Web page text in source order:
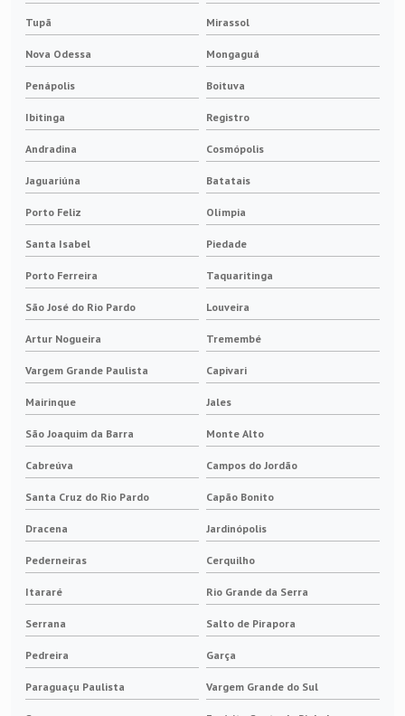
Tupã Mirassol
Nova Odessa Mongaguá
Penápolis Boituva
Ibitinga Registro
Andradina Cosmópolis
Jaguariúna Batatais
Porto Feliz Olímpia
Santa Isabel Piedade
Porto Ferreira Taquaritinga
São José do Rio Pardo Louveira
Artur Nogueira Tremembé
Vargem Grande Paulista Capivari
Mairinque Jales
São Joaquim da Barra Monte Alto
Cabreúva Campos do Jordão
Santa Cruz do Rio Pardo Capão Bonito
Dracena Jardinópolis
Pederneiras Cerquilho
Itararé Rio Grande da Serra
Serrana Salto de Pirapora
Pedreira Garça
Paraguaçu Paulista Vargem Grande do Sul